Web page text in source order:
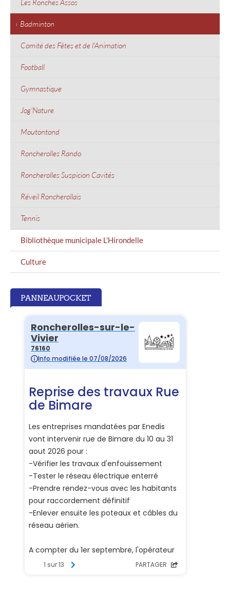
Les Ronches Assos
Badminton
Comité des Fêtes et de l'Animation
Football
Gymnastique
Jog'Nature
Moutontond
Roncherolles Rando
Roncherolles Suspicion Cavités
Réveil Roncherollais
Tennis
Bibliothèque municipale L'Hirondelle
Culture
PANNEAUPOCKET